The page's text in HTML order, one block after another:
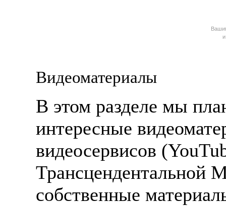
Видеоматериалы
В этом разделе мы
интересные
видеосервисов
Трансцендентальной
собственные